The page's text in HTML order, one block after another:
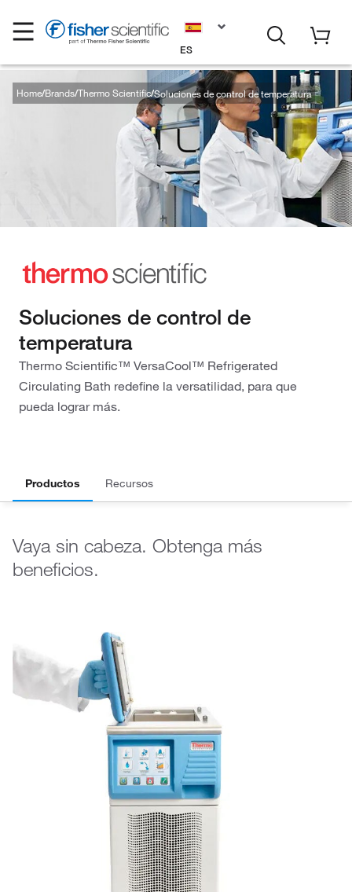
ES
Home Brands Thermo Scientific Soluciones de control de temperatura
Soluciones de control de
temperatura
Thermo Scientific™ VersaCool™ Refrigerated
Circulating Bath redefine la versatilidad, para que
pueda lograr más.
Productos Recursos
Vaya sin cabeza. Obtenga más
beneficios.